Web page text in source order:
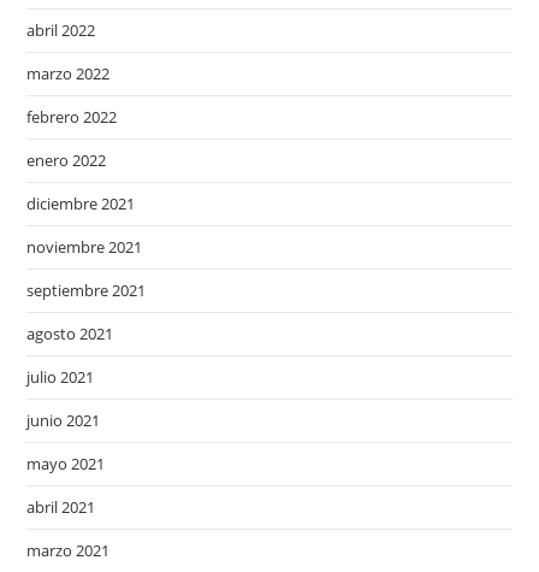
abril 2022
marzo 2022
febrero 2022
enero 2022
diciembre 2021
noviembre 2021
septiembre 2021
agosto 2021
julio 2021
junio 2021
mayo 2021
abril 2021
marzo 2021